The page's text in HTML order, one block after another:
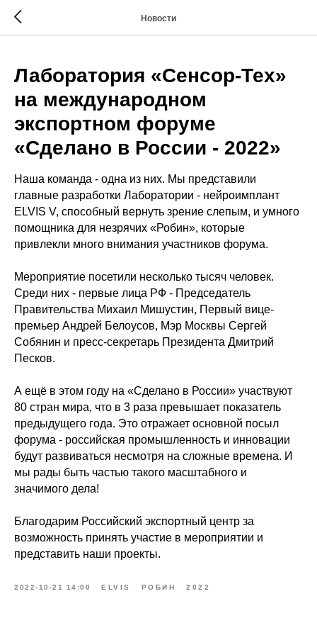
Новости
Лаборатория «Сенсор-Тех»
на международном
экспортном форуме
«Сделано в России - 2022»
Наша команда - одна из них. Мы представили
главные разработки Лаборатории - нейроимплант
ELVIS V, способный вернуть зрение слепым, и умного
помощника для незрячих «Робин», которые
привлекли много внимания участников форума.
Мероприятие посетили несколько тысяч человек.
Среди них - первые лица РФ - Председатель
Правительства Михаил Мишустин, Первый вице-
премьер Андрей Белоусов, Мэр Москвы Сергей
Собянин и пресс-секретарь Президента Дмитрий
Песков.
А ещё в этом году на «Сделано в России» участвуют
80 стран мира, что в 3 раза превышает показатель
предыдущего года. Это отражает основной посыл
форума - российская промышленность и инновации
будут развиваться несмотря на сложные времена. И
мы рады быть частью такого масштабного и
значимого дела!
Благодарим Российский экспортный центр за
возможность принять участие в мероприятии и
представить наши проекты.
2022-10-21 14:00 ELVIS РОБИН 2022